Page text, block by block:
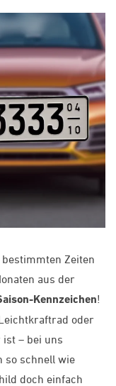
Zeiten
aus der
Kennzeichen!
oder
– bei uns
so schnell wie
doch einfach